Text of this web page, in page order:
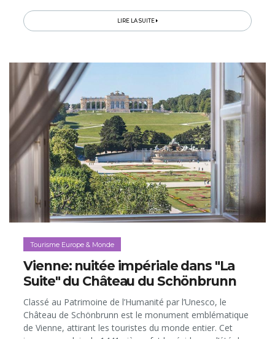
automobiles, puisque le mythique circuit des 24h du
Mans se visite et se teste!
LIRE LA SUITE
Tourisme Europe & Monde
Vienne: nuitée impériale dans "La
Suite" du Château du Schönbrunn
Classé au Patrimoine de l’Humanité par l’Unesco, le
Château de Schönbrunn est le monument emblématique
de Vienne, attirant les touristes du monde entier. Cet